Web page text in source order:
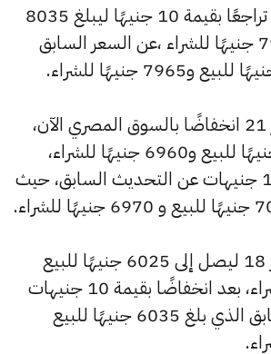
شهد سعر عيار 24 تراجعًا بقيمة 10 جنيهًا ليبلغ 8035
جنيهًا للبيع و7955 جنيهًا للشراء ،عن السعر السابق
كما شهد سعر عيار 21 انخفاضًا بالسوق المصري الآن،
حيث بلغ 7030 جنيهًا للبيع و6960 جنيهًا للشراء،
منخفضًا بمقدار 10 جنيهات عن التحديث السابق، حيث
وانخفض سعر عيار 18 ليصل إلى 6025 جنيهًا للبيع
و5965 جنيهًا للشراء، بعد انخفاضًا بقيمة 10 جنيهات
مقارنة بالسعر السابق الذي بلغ 6035 جنيهًا للبيع